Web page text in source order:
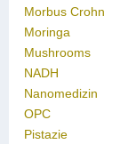
Morbus Crohn
Moringa
Mushrooms
NADH
Nanomedizin
OPC
Pistazie